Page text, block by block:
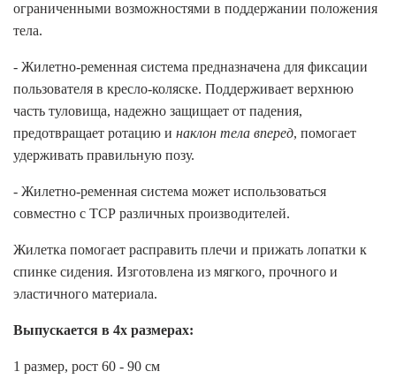
ограниченными возможностями в поддержании положения
тела.
- Жилетно-ременная система предназначена для фиксации
пользователя в кресло-коляске. Поддерживает верхнюю
часть туловища, надежно защищает от падения,
предотвращает ротацию и наклон тела вперед, помогает
удерживать правильную позу.
- Жилетно-ременная система может использоваться
совместно с ТСР различных производителей.
Жилетка помогает расправить плечи и прижать лопатки к
спинке сидения. Изготовлена из мягкого, прочного и
эластичного материала.
Выпускается в 4х размерах:
1 размер, рост 60 - 90 см